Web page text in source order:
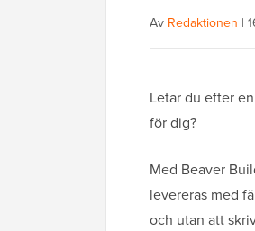
Av Redaktionen |
Letar du efter
för dig?
Med Beaver
levereras med
och utan att